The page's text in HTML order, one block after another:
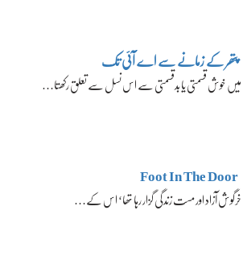
پتھر کے زمانے سے اے آئی تک
میں خوش قسمتی یا بدقسمتی سے اس نسل سے تعلق رکھتا…
Foot In The Door
خرگوش آزاد اور مست زندگی گزار رہا تھا‘ اس کے…